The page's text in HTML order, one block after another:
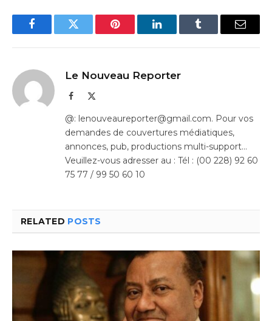
FacebookTwitter Pinterest LinkedInTumblr Email
Le Nouveau Reporter
Facebook
@: lenouveaureporter@gmail.com. Pour vos
demandes de couvertures médiatiques,
annonces, pub, productions multi-support…
Veuillez-vous adresser au : Tél : (00 228) 92 60
75 77 / 99 50 60 10
RELATED POSTS